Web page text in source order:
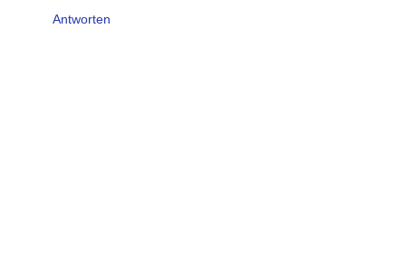
Antworten